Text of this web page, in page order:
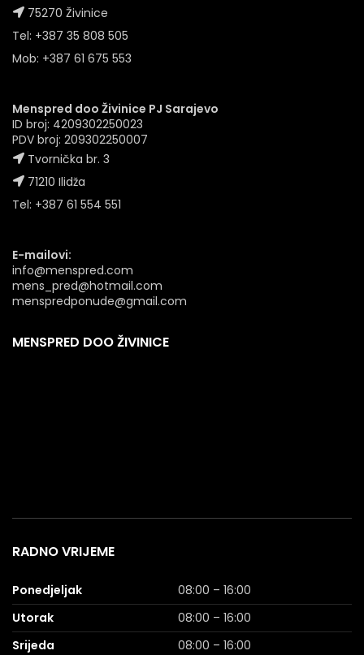
75270 Živinice
Tel: +387 35 808 505
Mob: +387 61 675 553
Menspred doo Živinice PJ Sarajevo
ID broj: 4209302250023
PDV broj: 209302250007
Tvornička br. 3
71210 Ilidža
Tel: +387 61 554 551
E-mailovi:
info@menspred.com
mens_pred@hotmail.com
menspredponude@gmail.com
MENSPRED DOO ŽIVINICE
RADNO VRIJEME
Ponedjeljak
08:00 – 16:00
Utorak
08:00 – 16:00
Srijeda
08:00 – 16:00